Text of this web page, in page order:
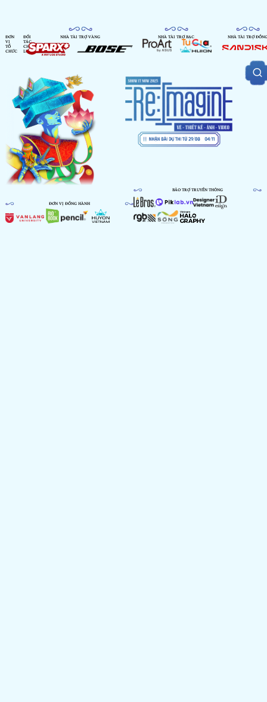
ĐƠN
VỊ
TỔ
CHỨC
ĐỐI
TÁC
CHIẾN
LƯỢC
NHÀ TÀI TRỢ VÀNG NHÀ TÀI TRỢ BẠC NHÀ TÀI TRỢ ĐỒNG
ĐƠN VỊ ĐỒNG HÀNH
BẢO TRỢ TRUYỀN THÔNG